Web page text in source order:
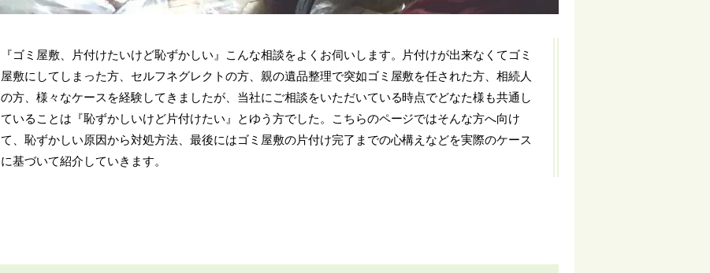
『ゴミ屋敷、片付けたいけど恥ずかしい』こんな相談をよくお伺いします。片付けが出来なくてゴミ
屋敷にしてしまった方、セルフネグレクトの方、親の遺品整理で突如ゴミ屋敷を任された方、相続人
の方、様々なケースを経験してきましたが、当社にご相談をいただいている時点でどなた様も共通し
ていることは『恥ずかしいけど片付けたい』とゆう方でした。こちらのページではそんな方へ向け
て、恥ずかしい原因から対処方法、最後にはゴミ屋敷の片付け完了までの心構えなどを実際のケース
に基づいて紹介していきます。